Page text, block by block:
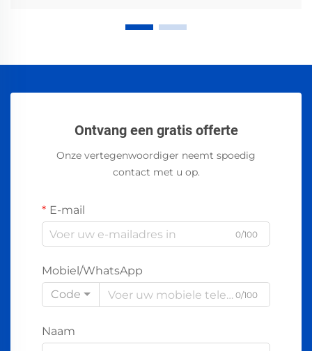
Ontvang een gratis offerte
Onze vertegenwoordiger neemt spoedig
contact met u op.
E-mail
0/100
Mobiel/WhatsApp
Code
0/100
Naam